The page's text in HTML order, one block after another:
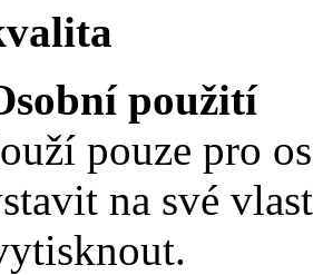
použití
pouze pro
na své